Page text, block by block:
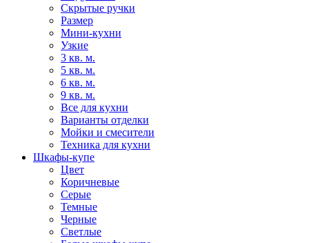
Скрытые ручки
Размер
Мини-кухни
Узкие
3 кв. м.
5 кв. м.
6 кв. м.
9 кв. м.
Все для кухни
Варианты отделки
Мойки и смесители
Техника для кухни
Шкафы-купе
Цвет
Коричневые
Серые
Темные
Черные
Светлые